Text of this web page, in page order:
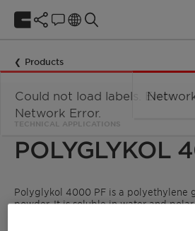
Products
TECHNICAL APPLICATIONS
POLYGLYKOL
Polyglykol 4000 PF is a polyethylene
powder. It is soluble in water and
Could not load labels. Error:
Network Error.